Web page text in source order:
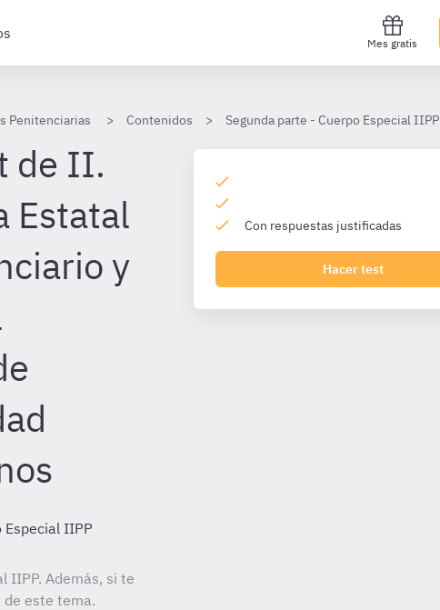
Mes gratis
Penitenciarias Contenidos Segunda parte - Cuerpo Especial IIPP
de II.
Estatal
y
Especial IIPP
IIPP. Además, si te
de este tema.
Con respuestas justificadas
Hacer test